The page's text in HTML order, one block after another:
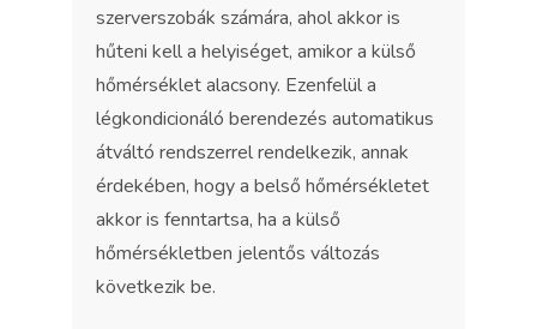
szerverszobák számára, ahol akkor is
hűteni kell a helyiséget, amikor a külső
hőmérséklet alacsony. Ezenfelül a
légkondicionáló berendezés automatikus
átváltó rendszerrel rendelkezik, annak
érdekében, hogy a belső hőmérsékletet
akkor is fenntartsa, ha a külső
hőmérsékletben jelentős változás
következik be.